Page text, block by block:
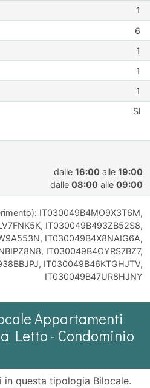
1
6
1
1
1
Sì
dalle 16:00 alle 19:00
dalle 08:00 alle 09:00
IT030049B4MO9X3T6M,
IT030049B493ZB52S8,
IT030049B4X8NAIG6A,
IT030049B4OYRS7BZ7,
IT030049B46KTGHJTV,
IT030049B47UR8HJNY
Appartamenti
Letto - Condominio
in questa tipologia Bilocale.